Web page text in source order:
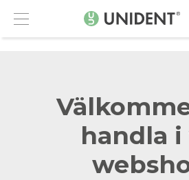
Menu
KONTAKT
handla i